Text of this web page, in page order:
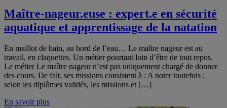
Maître-nageur.euse : expert.e en sécurité
aquatique et apprentissage de la natation
En maillot de bain, au bord de l’eau… Le maître nageur est au
travail, en claquettes. Un métier pourtant loin d’être de tout repos.
Le métier Le maître nageur n’est pas uniquement chargé de donner
des cours. De fait, ses missions consistent à : A noter toutefois :
selon les diplômes validés, les missions et […]
En savoir plus